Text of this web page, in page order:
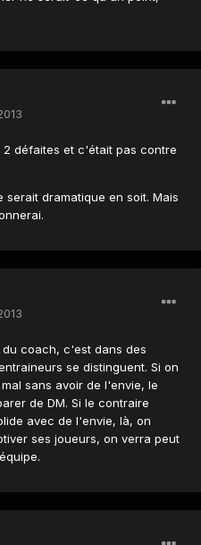
défaites et c'était pas contre
dramatique en soit. Mais
coach, c'est dans des
se distinguent. Si on
sans avoir de l'envie, le
de DM. Si le contraire
avec de l'envie, là, on
ses joueurs, on verra peut